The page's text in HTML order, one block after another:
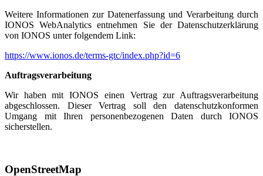
Weitere Informationen zur Datenerfassung und Verarbeitung durch
IONOS WebAnalytics entnehmen Sie der Datenschutzerklärung
von IONOS unter folgendem Link:
https://www.ionos.de/terms-gtc/index.php?id=6
Auftragsverarbeitung
Wir haben mit IONOS einen Vertrag zur Auftragsverarbeitung
abgeschlossen. Dieser Vertrag soll den datenschutzkonformen
Umgang mit Ihren personenbezogenen Daten durch IONOS
sicherstellen.
OpenStreetMap